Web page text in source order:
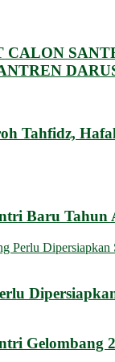
CALON
Tahfidz,
Baru Tahun